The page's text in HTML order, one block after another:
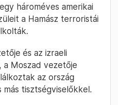
hároméves amerikai
a Hamász terroristái
és az izraeli
a Moszad vezetője
az ország
tisztségviselőkkel.